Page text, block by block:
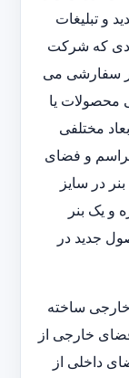
و تبلیغات
که شرکت
سفارشی می
محصولات یا
مختلفی
مراسم و فضای
در سایز
و یک بنر
جدید در
ساخته
فضای خارجی از
داخلی از